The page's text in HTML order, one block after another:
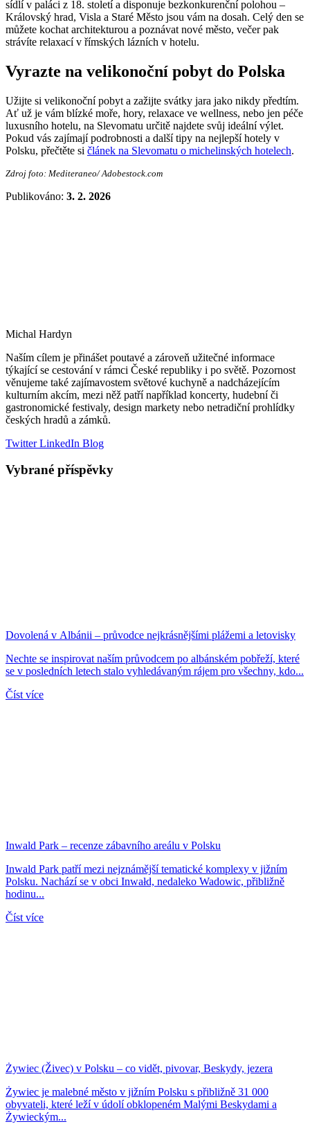
sídlí v paláci z 18. století a disponuje bezkonkurenční polohou –
Královský hrad, Visla a Staré Město jsou vám na dosah. Celý den se
můžete kochat architekturou a poznávat nové město, večer pak
strávíte relaxací v římských lázních v hotelu.
Vyrazte na velikonoční pobyt do Polska
Užijte si velikonoční pobyt a zažijte svátky jara jako nikdy předtím.
Ať už je vám blízké moře, hory, relaxace ve wellness, nebo jen péče
luxusního hotelu, na Slevomatu určitě najdete svůj ideální výlet.
Pokud vás zajímají podrobnosti a další tipy na nejlepší hotely v
Polsku, přečtěte si článek na Slevomatu o michelinských hotelech.
Zdroj foto: Mediteraneo/ Adobestock.com
Publikováno: 3. 2. 2026
Michal Hardyn
Naším cílem je přinášet poutavé a zároveň užitečné informace
týkající se cestování v rámci České republiky i po světě. Pozornost
věnujeme také zajímavostem světové kuchyně a nadcházejícím
kulturním akcím, mezi něž patří například koncerty, hudební či
gastronomické festivaly, design markety nebo netradiční prohlídky
českých hradů a zámků.
TwitterLinkedIn Blog
Vybrané příspěvky
Dovolená v Albánii – průvodce nejkrásnějšími plážemi a letovisky
Nechte se inspirovat naším průvodcem po albánském pobřeží, které
se v posledních letech stalo vyhledávaným rájem pro všechny, kdo...
Číst více
Inwald Park – recenze zábavního areálu v Polsku
Inwald Park patří mezi nejznámější tematické komplexy v jižním
Polsku. Nachází se v obci Inwałd, nedaleko Wadowic, přibližně
hodinu...
Číst více
Żywiec (Živec) v Polsku – co vidět, pivovar, Beskydy, jezera
Żywiec je malebné město v jižním Polsku s přibližně 31 000
obyvateli, které leží v údolí obklopeném Malými Beskydami a
Żywieckým...